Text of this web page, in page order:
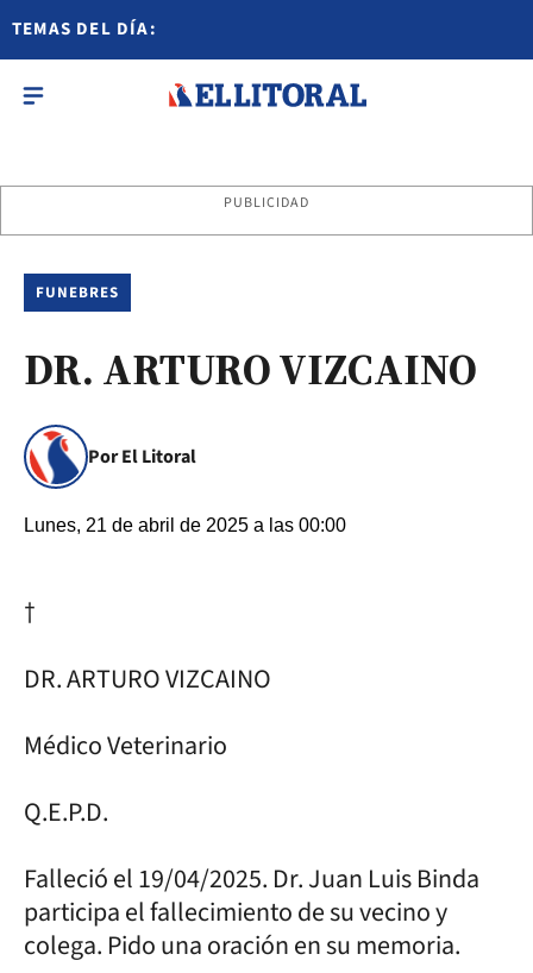
TEMAS DEL DÍA:
PUBLICIDAD
FUNEBRES
DR. ARTURO VIZCAINO
Por El Litoral
Lunes, 21 de abril de 2025 a las 00:00
†
DR. ARTURO VIZCAINO
Médico Veterinario
Q.E.P.D.
Falleció el 19/04/2025. Dr. Juan Luis Binda
participa el fallecimiento de su vecino y
colega. Pido una oración en su memoria.